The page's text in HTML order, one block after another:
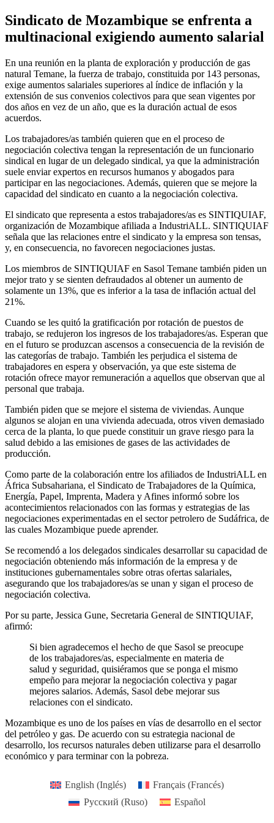
Sindicato de Mozambique se enfrenta a
multinacional exigiendo aumento salarial
En una reunión en la planta de exploración y producción de gas
natural Temane, la fuerza de trabajo, constituida por 143 personas,
exige aumentos salariales superiores al índice de inflación y la
extensión de sus convenios colectivos para que sean vigentes por
dos años en vez de un año, que es la duración actual de esos
acuerdos.
Los trabajadores/as también quieren que en el proceso de
negociación colectiva tengan la representación de un funcionario
sindical en lugar de un delegado sindical, ya que la administración
suele enviar expertos en recursos humanos y abogados para
participar en las negociaciones. Además, quieren que se mejore la
capacidad del sindicato en cuanto a la negociación colectiva.
El sindicato que representa a estos trabajadores/as es SINTIQUIAF,
organización de Mozambique afiliada a IndustriALL. SINTIQUIAF
señala que las relaciones entre el sindicato y la empresa son tensas,
y, en consecuencia, no favorecen negociaciones justas.
Los miembros de SINTIQUIAF en Sasol Temane también piden un
mejor trato y se sienten defraudados al obtener un aumento de
solamente un 13%, que es inferior a la tasa de inflación actual del
21%.
Cuando se les quitó la gratificación por rotación de puestos de
trabajo, se redujeron los ingresos de los trabajadores/as. Esperan que
en el futuro se produzcan ascensos a consecuencia de la revisión de
las categorías de trabajo. También les perjudica el sistema de
trabajadores en espera y observación, ya que este sistema de
rotación ofrece mayor remuneración a aquellos que observan que al
personal que trabaja.
También piden que se mejore el sistema de viviendas. Aunque
algunos se alojan en una vivienda adecuada, otros viven demasiado
cerca de la planta, lo que puede constituir un grave riesgo para la
salud debido a las emisiones de gases de las actividades de
producción.
Como parte de la colaboración entre los afiliados de IndustriALL en
África Subsahariana, el Sindicato de Trabajadores de la Química,
Energía, Papel, Imprenta, Madera y Afines informó sobre los
acontecimientos relacionados con las formas y estrategias de las
negociaciones experimentadas en el sector petrolero de Sudáfrica, de
las cuales Mozambique puede aprender.
Se recomendó a los delegados sindicales desarrollar su capacidad de
negociación obteniendo más información de la empresa y de
instituciones gubernamentales sobre otras ofertas salariales,
asegurando que los trabajadores/as se unan y sigan el proceso de
negociación colectiva.
Por su parte, Jessica Gune, Secretaria General de SINTIQUIAF,
afirmó:
Si bien agradecemos el hecho de que Sasol se preocupe
de los trabajadores/as, especialmente en materia de
salud y seguridad, quisiéramos que se ponga el mismo
empeño para mejorar la negociación colectiva y pagar
mejores salarios. Además, Sasol debe mejorar sus
relaciones con el sindicato.
Mozambique es uno de los países en vías de desarrollo en el sector
del petróleo y gas. De acuerdo con su estrategia nacional de
desarrollo, los recursos naturales deben utilizarse para el desarrollo
económico y para terminar con la pobreza.
English (Inglés) Français (Francés)
Русский (Ruso) Español